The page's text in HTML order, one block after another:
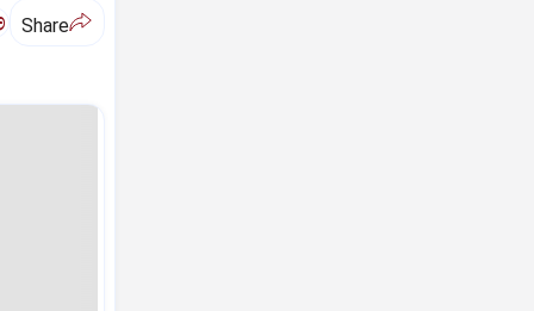
Share